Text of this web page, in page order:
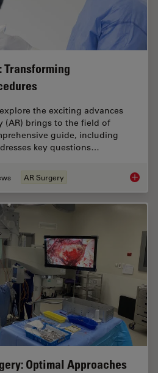
Transforming
the exciting advances
(AR) brings to the field of
guide, including
key questions…
AR Surgery
Optimal Approaches